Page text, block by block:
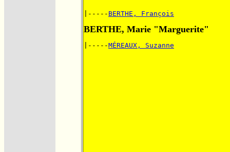
|----- BERTHE, François
BERTHE, Marie "Marguerite"
|-----MÉREAUX, Suzanne